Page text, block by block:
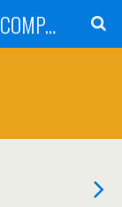
はなうた手帖 ♪ KITTEN COMPANY